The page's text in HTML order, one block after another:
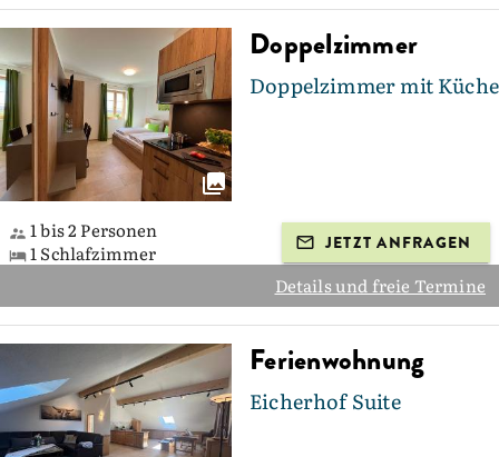
Doppelzimmer
Doppelzimmer mit Küche
1 bis 2 Personen
1 Schlafzimmer
JETZT ANFRAGEN
Details und freie Termine
Ferienwohnung
Eicherhof Suite